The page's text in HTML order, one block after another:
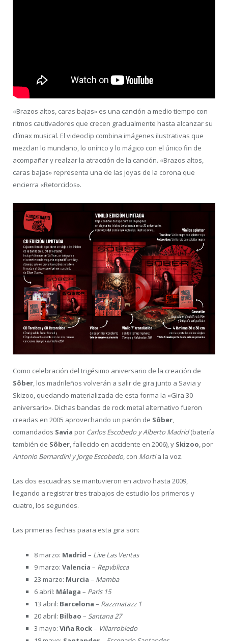
«Brazos altos, caras bajas» es una canción a medio tiempo con
ritmos cautivadores que crecen gradualmente hasta alcanzar su
clímax musical. El videoclip combina imágenes ilustrativas que
mezclan lo mundano, lo onírico y lo mágico con el único fin de
acompañar y realzar la atracción de la canción. «Brazos altos,
caras bajas» representa una de las joyas de la corona que
encierra «Retorcidos».
Como celebración del trigésimo aniversario de la creación de
Sôber, los madrileños volverán a salir de gira junto a Savia y
Skizoo, quedando materializada de esta forma la «Gira 30
aniversario». Dichas bandas de rock metal alternativo fueron
creadas en 2005 aprovechando un parón de Sôber,
comandados Savia por Carlos Escobedo y Alberto Madrid(batería
también de Sôber, fallecido en accidente en 2006), y Skizoo, por
Antonio Bernardini y Jorge Escobedo, con Mortia la voz.
Las dos escuadras se mantuvieron en activo hasta 2009,
llegando a registrar tres trabajos de estudio los primeros y
cuatro, los segundos.
Las primeras fechas paara esta gira son:
8 marzo: Madrid – Live Las Ventas
9 marzo: Valencia – Repvblicca
23 marzo: Murcia – Mamba
6 abril: Málaga – Paris 15
13 abril: Barcelona – Razzmatazz 1
20 abril: Bilbao – Santana 27
3 mayo: Viña Rock– Villarrobledo